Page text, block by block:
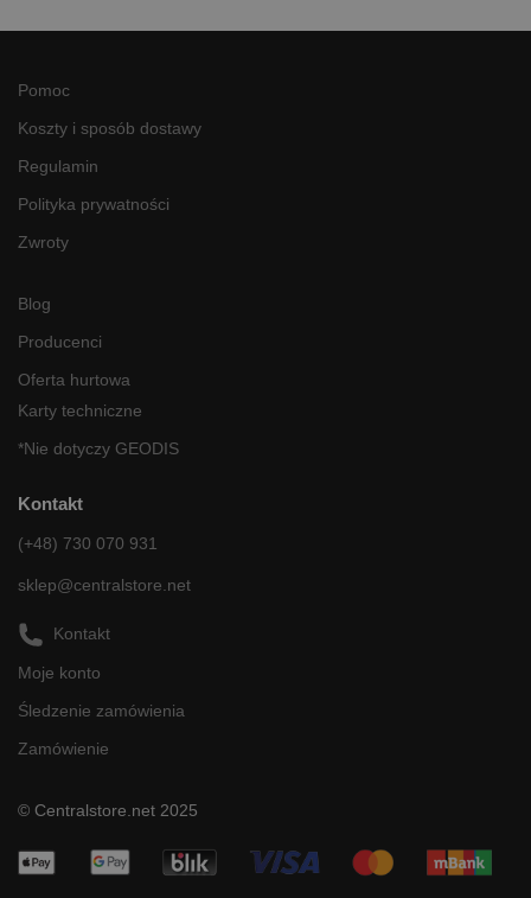
Pomoc
Koszty i sposób dostawy
Regulamin
Polityka prywatności
Zwroty
Blog
Producenci
Oferta hurtowa
Karty techniczne
*Nie dotyczy GEODIS
Kontakt
(+48) 730 070 931
sklep@centralstore.net
Kontakt
Moje konto
Śledzenie zamówienia
Zamówienie
© Centralstore.net 2025